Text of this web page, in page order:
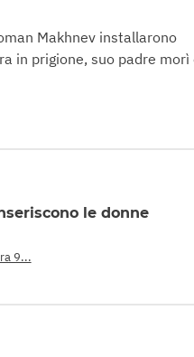
Makhnev installarono
in prigione, suo padre morì
le donne
9...